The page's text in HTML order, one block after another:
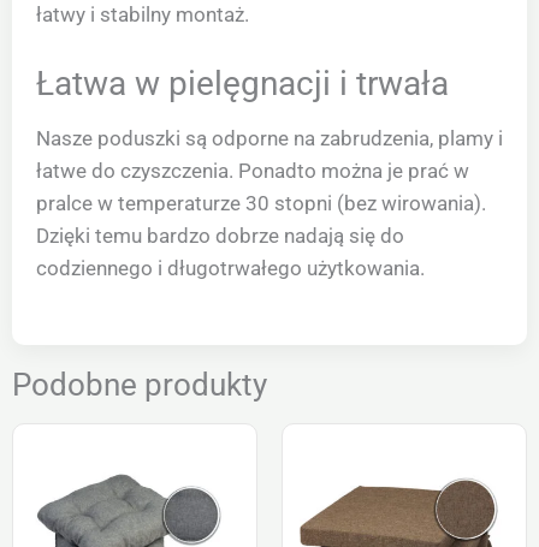
łatwy i stabilny montaż.
Łatwa w pielęgnacji i trwała
Nasze poduszki są odporne na zabrudzenia, plamy i
łatwe do czyszczenia. Ponadto można je prać w
pralce w temperaturze 30 stopni (bez wirowania).
Dzięki temu bardzo dobrze nadają się do
codziennego i długotrwałego użytkowania.
Podobne produkty